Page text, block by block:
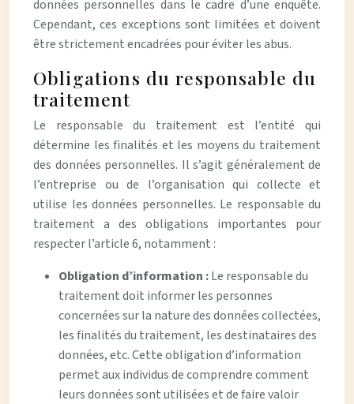
données personnelles dans le cadre d’une enquête.
Cependant, ces exceptions sont limitées et doivent
être strictement encadrées pour éviter les abus.
Obligations du responsable du
traitement
Le responsable du traitement est l’entité qui
détermine les finalités et les moyens du traitement
des données personnelles. Il s’agit généralement de
l’entreprise ou de l’organisation qui collecte et
utilise les données personnelles. Le responsable du
traitement a des obligations importantes pour
respecter l’article 6, notamment :
Obligation d’information :Le responsable du
traitement doit informer les personnes
concernées sur la nature des données collectées,
les finalités du traitement, les destinataires des
données, etc. Cette obligation d’information
permet aux individus de comprendre comment
leurs données sont utilisées et de faire valoir